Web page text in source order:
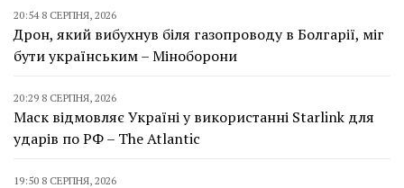
20:54 8 СЕРПНЯ, 2026
Дрон, який вибухнув біля газопроводу в Болгарії, міг
бути українським – Міноборони
20:29 8 СЕРПНЯ, 2026
Маск відмовляє Україні у використанні Starlink для
ударів по РФ – The Atlantic
19:50 8 СЕРПНЯ, 2026